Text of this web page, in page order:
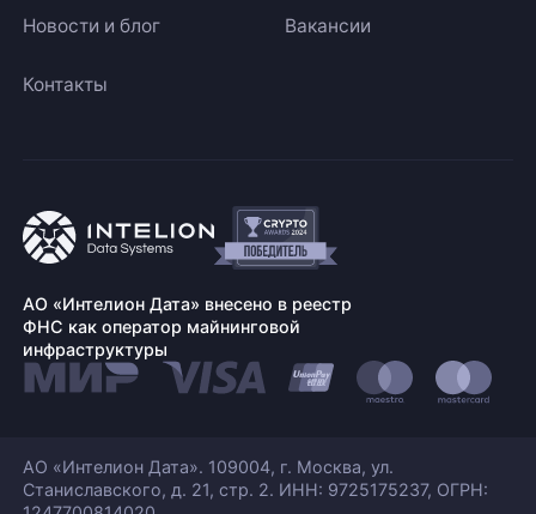
Новости и блог Вакансии
Контакты
АО «Интелион Дата» внесено в реестр
ФНС как оператор майнинговой
инфраструктуры
АО «Интелион Дата». 109004, г. Москва, ул.
Станиславского, д. 21, стр. 2. ИНН: 9725175237, ОГРН: